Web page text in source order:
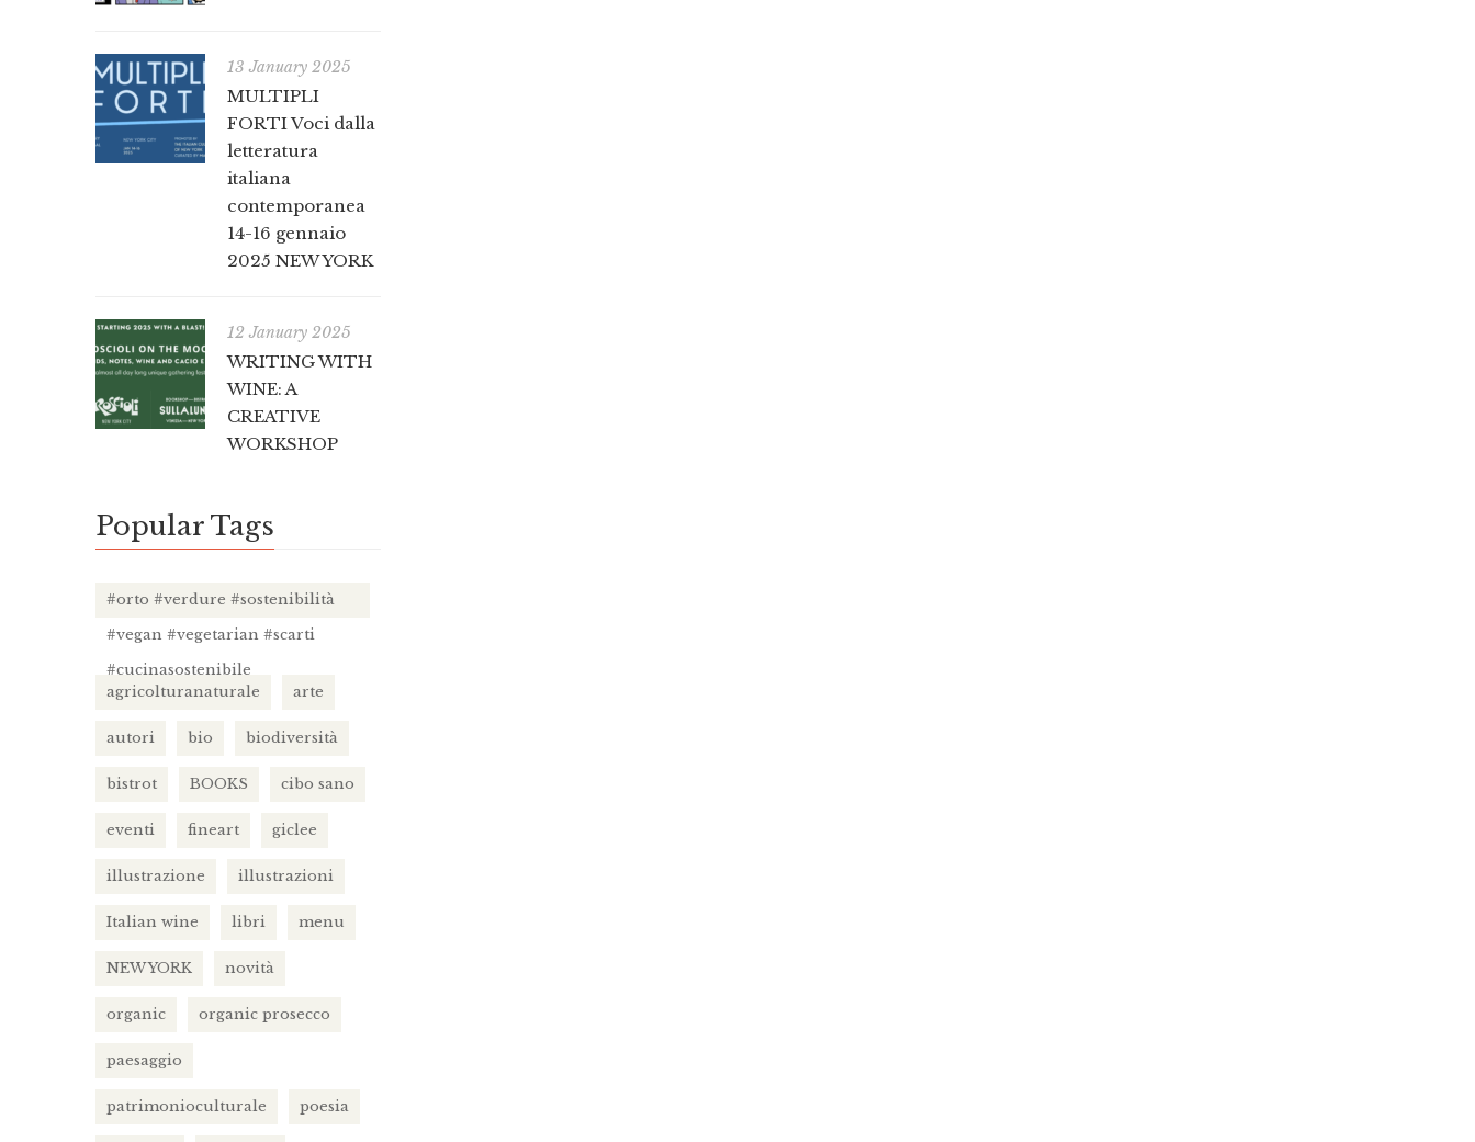
13 January 2025
MULTIPLI
FORTI Voci dalla
letteratura
italiana
contemporanea
14-16 gennaio
2025 NEW YORK
12 January 2025
WRITING WITH
WINE: A
CREATIVE
WORKSHOP
Popular Tags
#orto #verdure #sostenibilità
#vegan #vegetarian #scarti
#cucinasostenibile
agricolturanaturale
arte
autori bio biodiversità
bistrot BOOKS cibo sano
eventi fineart giclee
illustrazione illustrazioni
Italian wine libri menu
NEW YORK novità
organic organic prosecco
paesaggio
patrimonioculturale poesia